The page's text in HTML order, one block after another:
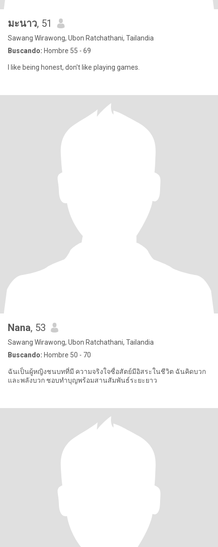
มะนาว, 51
Sawang Wirawong, Ubon Ratchathani, Tailandia
Buscando: Hombre 55 - 69
I like being honest, don't like playing games.
Nana, 53
Sawang Wirawong, Ubon Ratchathani, Tailandia
Buscando: Hombre 50 - 70
ฉันเป็นผู้หญิงชนบทที่มี ความจริงใจซื่อสัตย์มีอิสระในชีวิต ฉันคิดบวก
และพลังบวก ชอบทำบุญพร้อมสานสัมพันธ์ระยะยาว